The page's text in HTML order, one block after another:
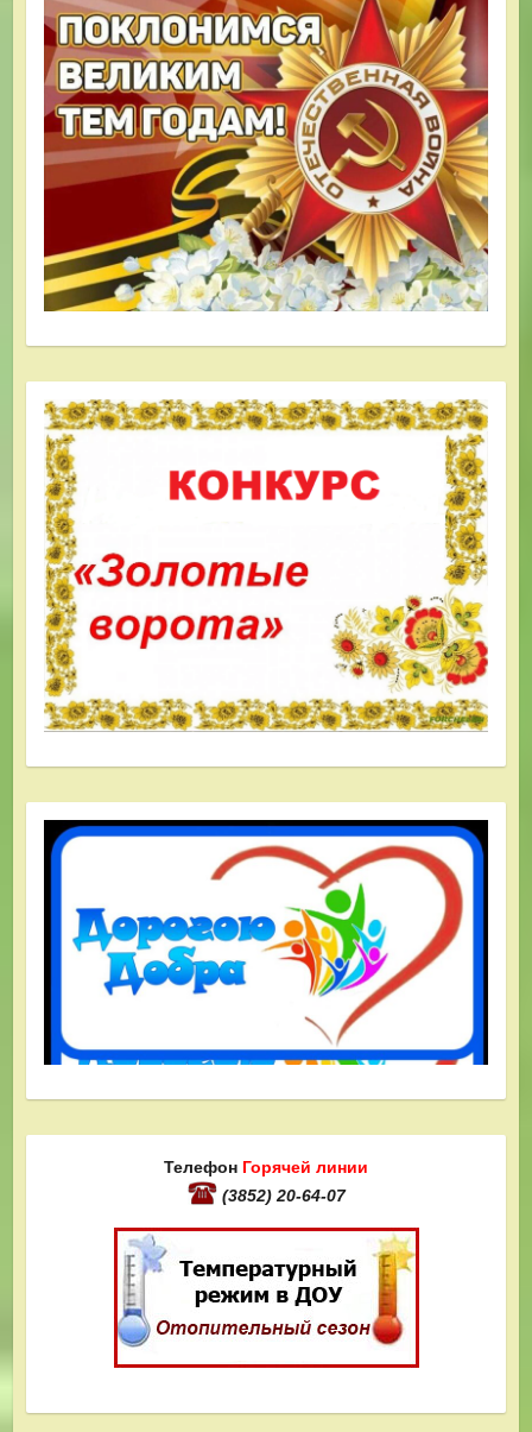
Телефон Горячей линии
(3852) 20-64-07